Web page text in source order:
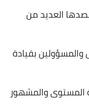
العديد من
والمسؤولين بقيادة
المستوى والمشهور